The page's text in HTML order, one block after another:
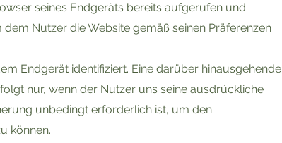
seines Endgeräts bereits aufgerufen und
Nutzer die Website gemäß seinen Präferenzen
Endgerät identifiziert. Eine darüber hinausgehende
nur, wenn der Nutzer uns seine ausdrückliche
unbedingt erforderlich ist, um den
können.